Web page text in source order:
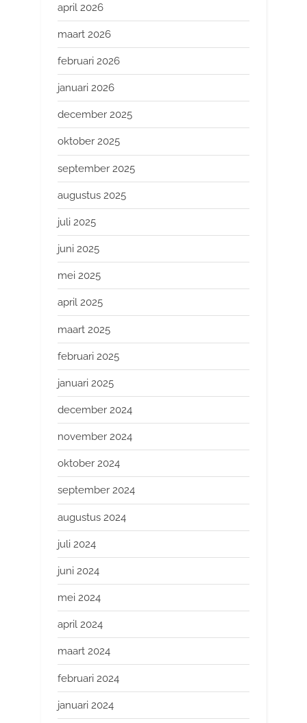
april 2026
maart 2026
februari 2026
januari 2026
december 2025
oktober 2025
september 2025
augustus 2025
juli 2025
juni 2025
mei 2025
april 2025
maart 2025
februari 2025
januari 2025
december 2024
november 2024
oktober 2024
september 2024
augustus 2024
juli 2024
juni 2024
mei 2024
april 2024
maart 2024
februari 2024
januari 2024